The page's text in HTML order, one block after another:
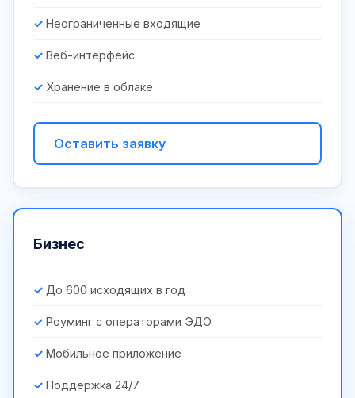
Неограниченные входящие
Веб-интерфейс
Хранение в облаке
Оставить заявку
Бизнес
До 600 исходящих в год
Роуминг с операторами ЭДО
Мобильное приложение
Поддержка 24/7